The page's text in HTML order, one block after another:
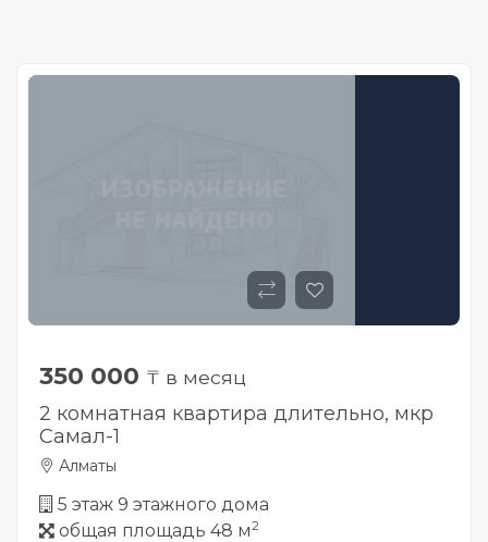
350 000 ₸ в месяц
2 комнатная квартира длительно, мкр
Самал-1
Алматы
5 этаж 9 этажного дома
общая площадь 48 м2